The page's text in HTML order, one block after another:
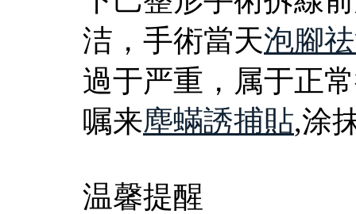
洁，手術當天泡腳
過于严重，属于正
嘱来塵蟎誘捕貼,涂
温馨提醒